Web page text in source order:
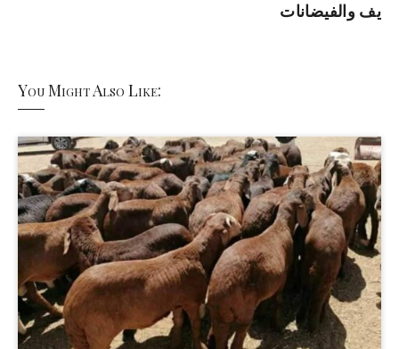
يف والفيضانات
You Might Also Like: